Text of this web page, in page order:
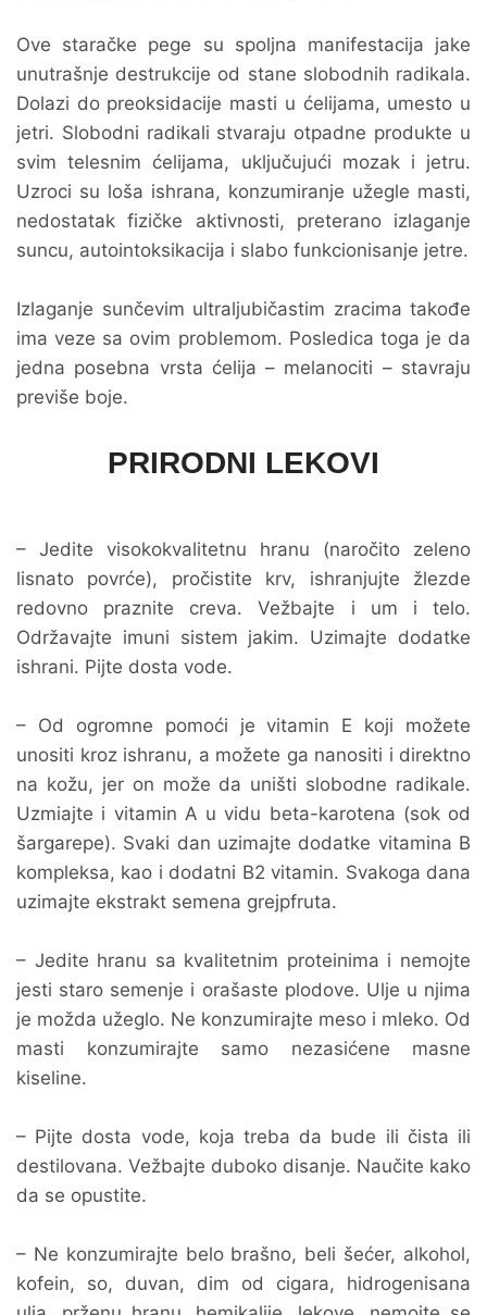
Ove staračke pege su spoljna manifestacija jake
unutrašnje destrukcije od stane slobodnih radikala.
Dolazi do preoksidacije masti u ćelijama, umesto u
jetri. Slobodni radikali stvaraju otpadne produkte u
svim telesnim ćelijama, uključujući mozak i jetru.
Uzroci su loša ishrana, konzumiranje užegle masti,
nedostatak fizičke aktivnosti, preterano izlaganje
suncu, autointoksikacija i slabo funkcionisanje jetre.
Izlaganje sunčevim ultraljubičastim zracima takođe
ima veze sa ovim problemom. Posledica toga je da
jedna posebna vrsta ćelija – melanociti – stavraju
previše boje.
PRIRODNI LEKOVI
– Jedite visokokvalitetnu hranu (naročito zeleno
lisnato povrće), pročistite krv, ishranjujte žlezde
redovno praznite creva. Vežbajte i um i telo.
Održavajte imuni sistem jakim. Uzimajte dodatke
ishrani. Pijte dosta vode.
– Od ogromne pomoći je vitamin E koji možete
unositi kroz ishranu, a možete ga nanositi i direktno
na kožu, jer on može da uništi slobodne radikale.
Uzmiajte i vitamin A u vidu beta-karotena (sok od
šargarepe). Svaki dan uzimajte dodatke vitamina B
kompleksa, kao i dodatni B2 vitamin. Svakoga dana
uzimajte ekstrakt semena grejpfruta.
– Jedite hranu sa kvalitetnim proteinima i nemojte
jesti staro semenje i orašaste plodove. Ulje u njima
je možda užeglo. Ne konzumirajte meso i mleko. Od
masti konzumirajte samo nezasićene masne
kiseline.
– Pijte dosta vode, koja treba da bude ili čista ili
destilovana. Vežbajte duboko disanje. Naučite kako
da se opustite.
– Ne konzumirajte belo brašno, beli šećer, alkohol,
kofein, so, duvan, dim od cigara, hidrogenisana